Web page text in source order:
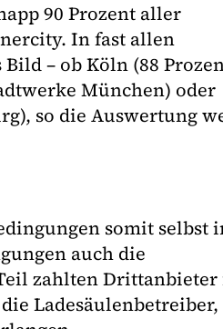
90 Prozent aller
In fast allen
– ob Köln (88
München) oder
so die Auswertung
somit selbst
auch die
zahlten